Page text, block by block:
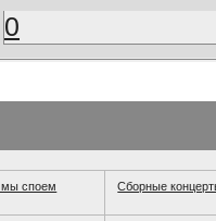
0
мы споем
Сборные